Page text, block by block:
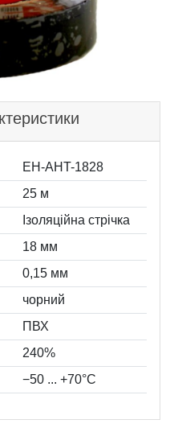
EH-AHT-1828
25 м
Ізоляційна стрічка
18 мм
0,15 мм
чорний
ПВХ
240%
−50 ... +70°C